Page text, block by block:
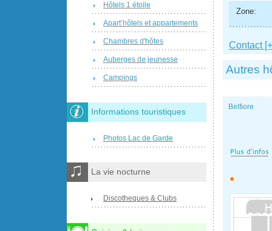
Zone:
Contact
Autres
Belfiore
Hôtels 1 étoile
Apart’hôtels et appartements
Chambres d'hôtes
Auberges de jeunesse
Campings
Informations touristiques
Photos Lac de Garde
La vie nocturne
Discotheques & Clubs